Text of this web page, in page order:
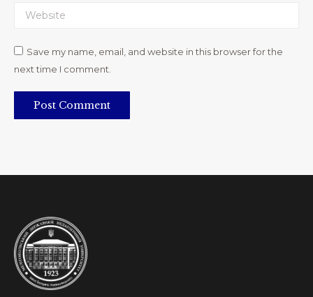
Website
Save my name, email, and website in this browser for the
next time I comment.
Post Comment